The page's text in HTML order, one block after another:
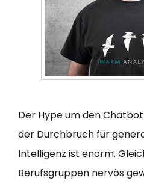
Der Hype um den
der Durchbruch für
Intelligenz ist enorm.
Berufsgruppen nervös